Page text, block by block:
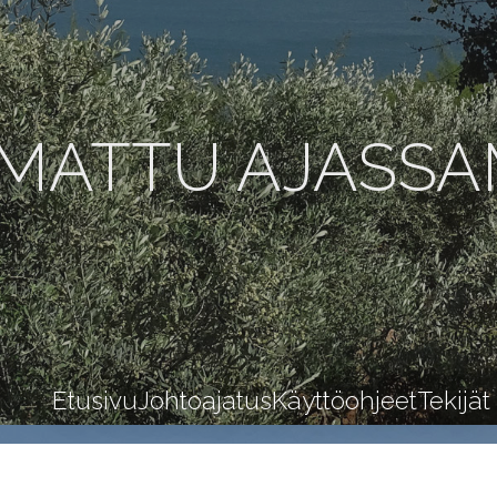
EtusivuJohtoajatusKäyttöohjeetTekijät